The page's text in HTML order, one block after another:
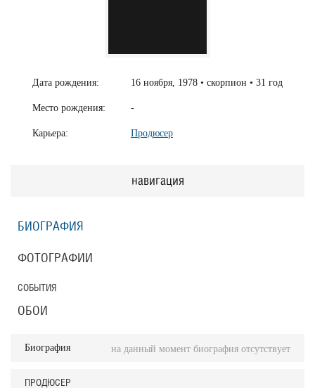
Дата рождения: 16 ноября, 1978 • скорпион • 31 год
Место рождения: -
Карьера: Продюсер
навигация
БИОГРАФИЯ
ФОТОГРАФИИ
СОБЫТИЯ
ОБОИ
Биография на данный момент биография отсутствует
ПРОДЮСЕР